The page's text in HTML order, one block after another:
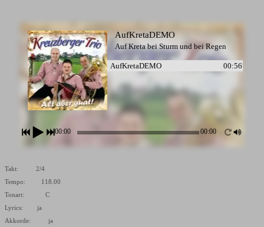
AufKretaDEMO
Auf Kreta bei Sturm und bei Regen
AufKretaDEMO 00:56
00:00 00:00
Takt: 2/4
Tempo: 118.00
Tonart: C
Lyrics: ja
Akkorde: ja